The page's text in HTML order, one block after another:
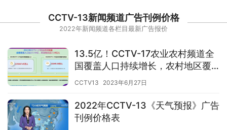
CCTV-13新闻频道广告刊例价格
2022年新闻频道各栏目最新广告报价
13.5亿！CCTV-17农业农村频道全
国覆盖人口持续增长，农村地区覆
盖率高达96.8%
CCTV13 2023年6月27日
2022年CCTV-13《天气预报》广告
刊例价格表